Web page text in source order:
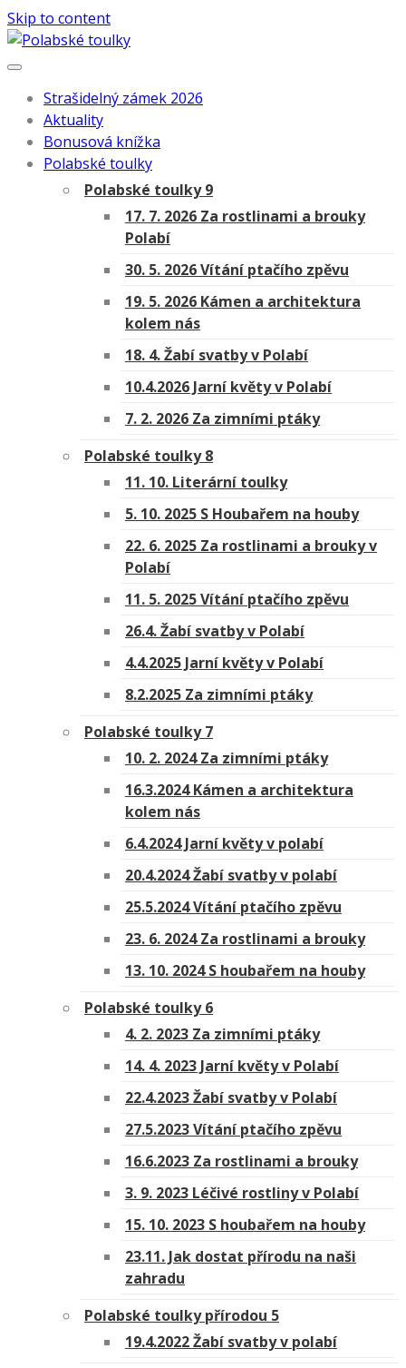
Skip to content
Strašidelný zámek 2026
Aktuality
Bonusová knížka
Polabské toulky
Polabské toulky 9
17. 7. 2026 Za rostlinami a brouky
Polabí
30. 5. 2026 Vítání ptačího zpěvu
19. 5. 2026 Kámen a architektura
kolem nás
18. 4. Žabí svatby v Polabí
10.4.2026 Jarní květy v Polabí
7. 2. 2026 Za zimními ptáky
Polabské toulky 8
11. 10. Literární toulky
5. 10. 2025 S Houbařem na houby
22. 6. 2025 Za rostlinami a brouky v
Polabí
11. 5. 2025 Vítání ptačího zpěvu
26.4. Žabí svatby v Polabí
4.4.2025 Jarní květy v Polabí
8.2.2025 Za zimními ptáky
Polabské toulky 7
10. 2. 2024 Za zimními ptáky
16.3.2024 Kámen a architektura
kolem nás
6.4.2024 Jarní květy v polabí
20.4.2024 Žabí svatby v polabí
25.5.2024 Vítání ptačího zpěvu
23. 6. 2024 Za rostlinami a brouky
13. 10. 2024 S houbařem na houby
Polabské toulky 6
4. 2. 2023 Za zimními ptáky
14. 4. 2023 Jarní květy v Polabí
22.4.2023 Žabí svatby v Polabí
27.5.2023 Vítání ptačího zpěvu
16.6.2023 Za rostlinami a brouky
3. 9. 2023 Léčivé rostliny v Polabí
15. 10. 2023 S houbařem na houby
23.11. Jak dostat přírodu na naši
zahradu
Polabské toulky přírodou 5
19.4.2022 Žabí svatby v polabí